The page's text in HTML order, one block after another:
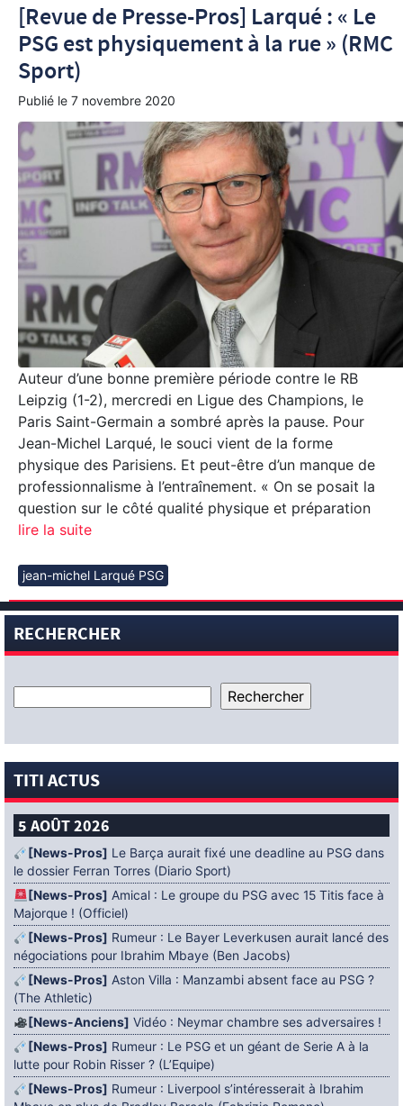
[Revue de Presse-Pros] Larqué : « Le
PSG est physiquement à la rue » (RMC
Sport)
Publié le 7 novembre 2020
Auteur d’une bonne première période contre le RB
Leipzig (1-2), mercredi en Ligue des Champions, le
Paris Saint-Germain a sombré après la pause. Pour
Jean-Michel Larqué, le souci vient de la forme
physique des Parisiens. Et peut-être d’un manque de
professionnalisme à l’entraînement. « On se posait la
question sur le côté qualité physique et préparation
lire la suite
jean-michel Larqué PSG
RECHERCHER
TITI ACTUS
5 AOÛT 2026
[News-Pros] Le Barça aurait fixé une deadline au PSG dans
le dossier Ferran Torres (Diario Sport)
[News-Pros] Amical : Le groupe du PSG avec 15 Titis face à
Majorque ! (Officiel)
[News-Pros] Rumeur : Le Bayer Leverkusen aurait lancé des
négociations pour Ibrahim Mbaye (Ben Jacobs)
[News-Pros] Aston Villa : Manzambi absent face au PSG ?
(The Athletic)
[News-Anciens] Vidéo : Neymar chambre ses adversaires !
[News-Pros] Rumeur : Le PSG et un géant de Serie A à la
lutte pour Robin Risser ? (L’Equipe)
[News-Pros] Rumeur : Liverpool s’intéresserait à Ibrahim